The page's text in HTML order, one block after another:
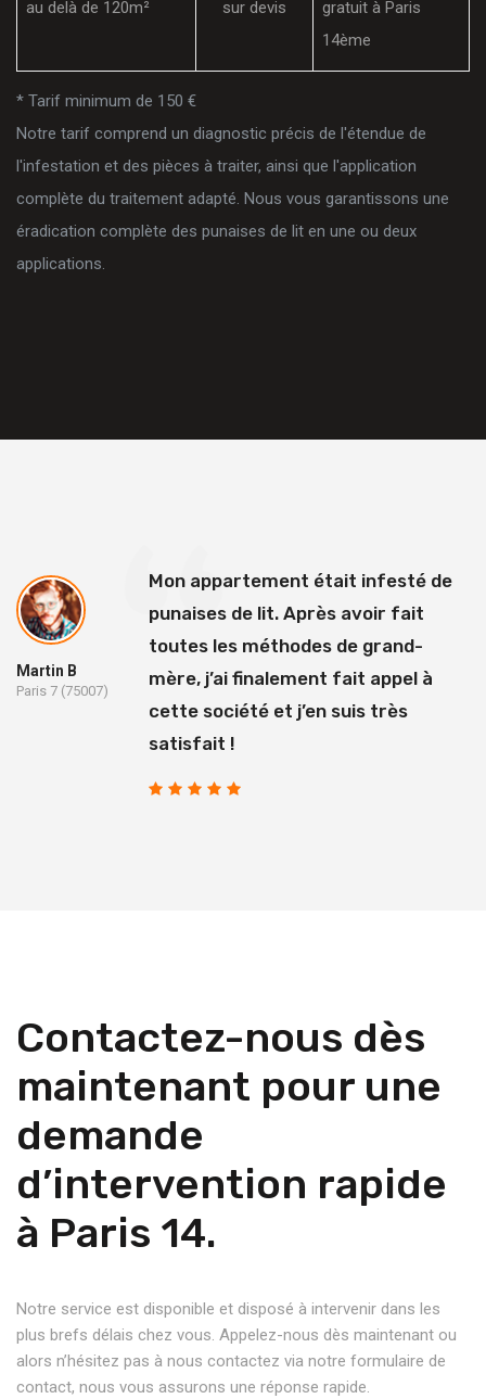
au delà de 120m² sur devis
gratuit à Paris
14ème
* Tarif minimum de 150 €
Notre tarif comprend un diagnostic précis de l'étendue de
l'infestation et des pièces à traiter, ainsi que l'application
complète du traitement adapté. Nous vous garantissons une
éradication complète des punaises de lit en une ou deux
applications.
Martin B
Paris 7 (75007)
Mon appartement était infesté de
punaises de lit. Après avoir fait
toutes les méthodes de grand-
mère, j’ai finalement fait appel à
cette société et j’en suis très
satisfait !
Contactez-nous dès
maintenant pour une
demande
d’intervention rapide
à Paris 14.
Notre service est disponible et disposé à intervenir dans les
plus brefs délais chez vous. Appelez-nous dès maintenant ou
alors n’hésitez pas à nous contactez via notre formulaire de
contact, nous vous assurons une réponse rapide.